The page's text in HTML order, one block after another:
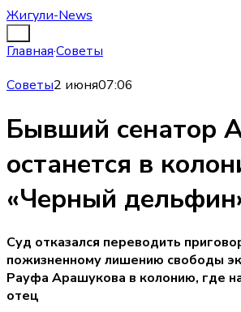
Жигули-News
Главная·Советы
Советы2 июня07:06
Бывший сенатор
останется в
«Черный
Суд отказался переводить
пожизненному лишению свободы
Рауфа Арашукова в колонию, где
отец